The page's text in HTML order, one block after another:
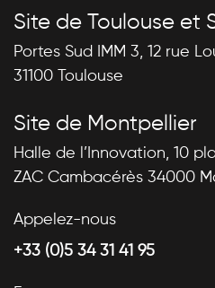
Site de Toulouse et
Portes Sud IMM 3, 12 rue
31100 Toulouse
Site de Montpellier
Halle de l’Innovation, 10
ZAC Cambacérès 34000
Appelez-nous
+33 (0)5 34 31 41 95